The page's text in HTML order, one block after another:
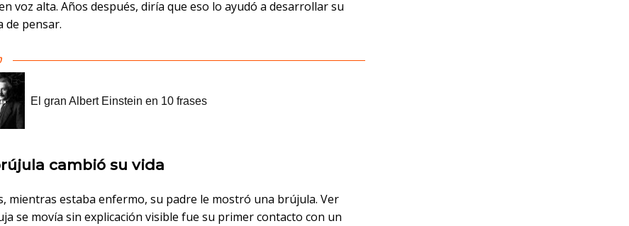
voz alta. Años después, diría que eso lo ayudó a desarrollar su
de pensar.
cambió su vida
mientras estaba enfermo, su padre le mostró una brújula. Ver
se movía sin explicación visible fue su primer contacto con un